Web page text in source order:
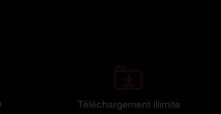
Téléchargement illimité